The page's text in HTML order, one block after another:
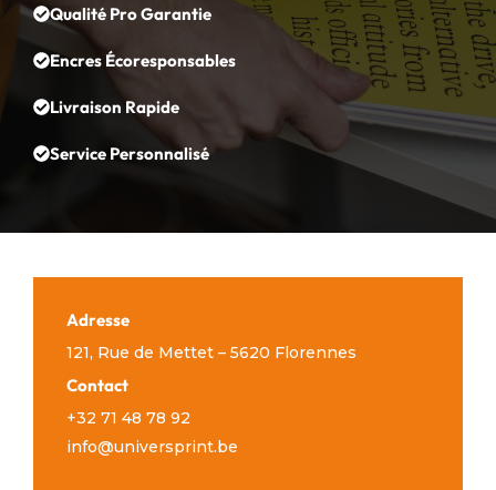
Qualité Pro Garantie
Encres Écoresponsables
Livraison Rapide
Service Personnalisé
Adresse
121, Rue de Mettet – 5620 Florennes
Contact
+32 71 48 78 92
info@universprint.be